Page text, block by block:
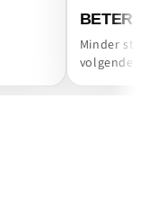
BETER
Minder
volgende